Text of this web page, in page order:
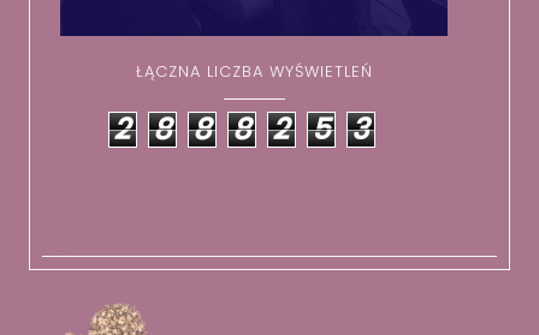
ŁĄCZNA LICZBA WYŚWIETLEŃ
2 8 8 8 2 5 3